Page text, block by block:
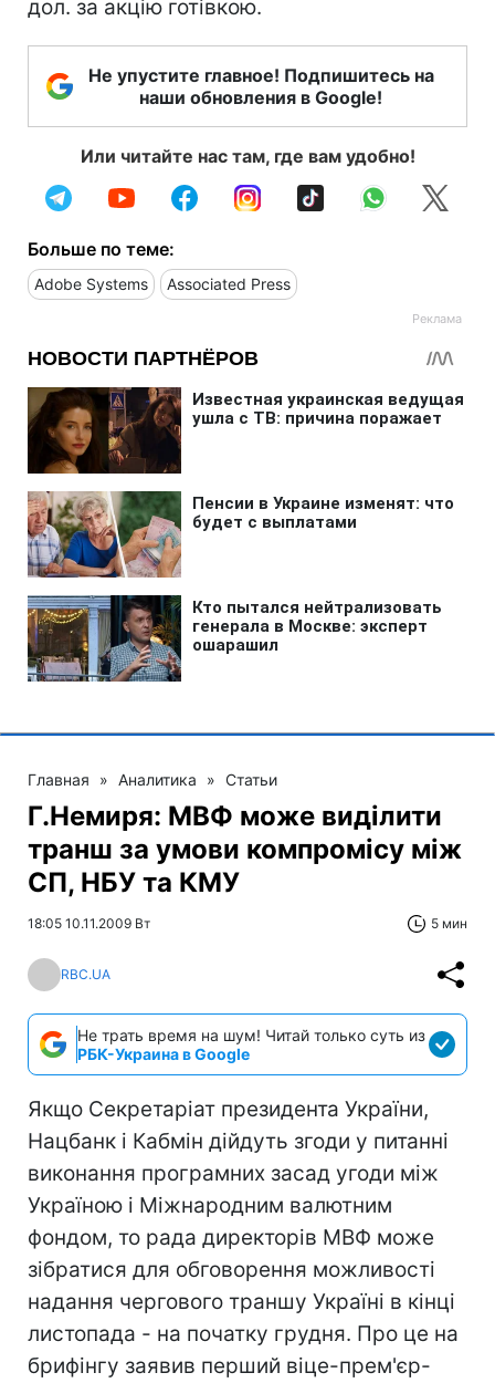
дол. за акцію готівкою.
Не упустите главное! Подпишитесь на
наши обновления в Google!
Или читайте нас там, где вам удобно!
Больше по теме:
Adobe Systems Associated Press
Главная » Аналитика » Статьи
Г.Немиря: МВФ може виділити
транш за умови компромісу між
СП, НБУ та КМУ
18:05 10.11.2009 Вт 5 мин
RBC.UA
Не трать время на шум! Читай только суть из
РБК-Украина в Google
Якщо Секретаріат президента України,
Нацбанк і Кабмін дійдуть згоди у питанні
виконання програмних засад угоди між
Україною і Міжнародним валютним
фондом, то рада директорів МВФ може
зібратися для обговорення можливості
надання чергового траншу Україні в кінці
листопада - на початку грудня. Про це на
брифінгу заявив перший віце-прем'єр-